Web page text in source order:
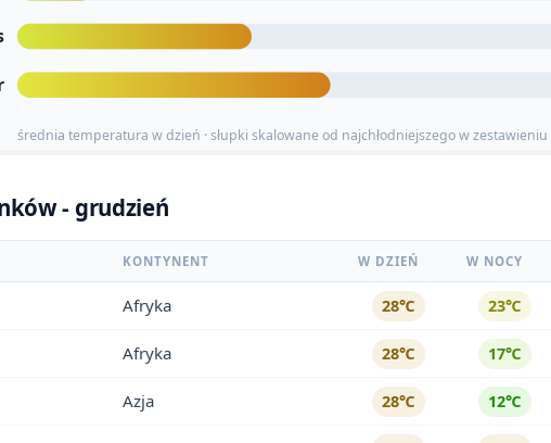
średnia temperatura w dzień · słupki skalowane od najchłodniejszego w zestawieniu
- grudzień
KONTYNENT W DZIEŃ W NOCY
Afryka 28℃ 23℃
Afryka 28℃ 17℃
Azja 28℃ 12℃